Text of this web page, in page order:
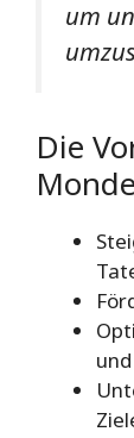
um
Die